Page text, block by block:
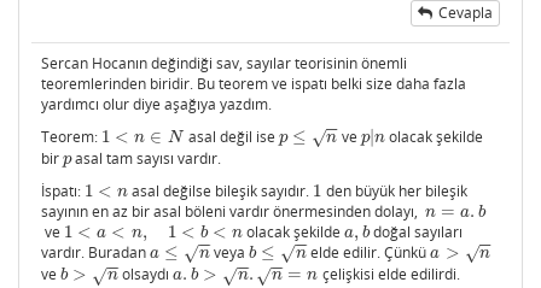
Cevapla
Sercan Hocanın değindiği sav, sayılar teorisinin önemli
teoremlerinden biridir. Bu teorem ve ispatı belki size daha fazla
yardımcı olur diye aşağıya yazdım.
Teorem: 1 < n ∈ N
1 <n∈N asal değil ise p ≤ n
−
−
√
p≤n ve p| n
p|nolacak şekilde
bir p
pasal tam sayısı vardır.
İspatı: 1 < n
1 <n asal değilse bileşik sayıdır. 1
1 den büyük her bileşik
sayının en az bir asal böleni vardır önermesinden dolayı, n = a. b
n= a. b
ve 1 < a < n, 1 < b < n
1 <a<n 1< b<n olacak şekildea, b
a,bdoğal sayıları
vardır. Buradan a ≤ n
−
−
√
a≤n veyab ≤ n
−
−
√
b ≤n elde edilir. Çünküa > n
−
−
√
a>n
ve b > n
−
−
√
b >n olsaydıa. b > n
−
−
√ . n
−
−
√ = n
a.b> n.n =n çelişkisi elde edilirdi.